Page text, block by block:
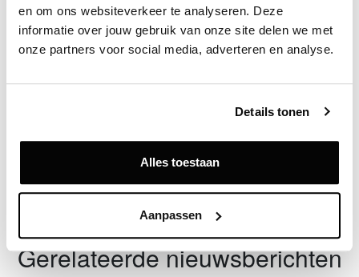
en om ons websiteverkeer te analyseren. Deze
informatie over jouw gebruik van onze site delen we met
onze partners voor social media, adverteren en analyse.
Details tonen
Alles toestaan
Aanpassen
Exclusief voor licentiehouders
Vraag een demo aan
Terug
Gerelateerde nieuwsberichten